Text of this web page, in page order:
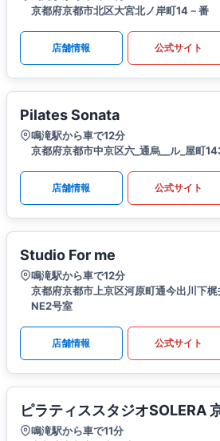
京都府京都市北区大宮北ノ岸町14－番
店舗情報 公式サイト
Pilates Sonata
鳴滝駅から車で12分
京都府京都市中京区六_通烏__ル_屋町
店舗情報 公式サイト
Studio For me
鳴滝駅から車で12分
京都府京都市上京区河原町通今出川下
NE2号室
店舗情報 公式サイト
ピラティススタジオSOLERA
鳴滝駅から車で11分